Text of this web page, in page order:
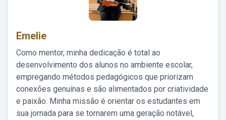
Emelie
Como mentor, minha dedicação é total ao
desenvolvimento dos alunos no ambiente escolar,
empregando métodos pedagógicos que priorizam
conexões genuínas e são alimentados por criatividade
e paixão. Minha missão é orientar os estudantes em
sua jornada para se tornarem uma geração notável,